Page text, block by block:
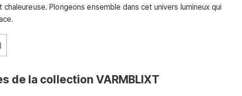
Plongeons ensemble dans cet univers lumineux qui
de la collection VARMBLIXT